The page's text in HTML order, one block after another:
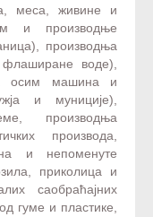
меса, живине и
и производње
производња
воде),
осим машина и
и муниције),
производња
производа,
и непоменуте
приколица и
саобраћајних
гуме и пластике,